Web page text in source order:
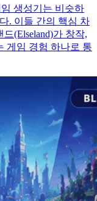
생성기는 비슷하
. 이들 간의 핵심 차
(Elseland)가 창작,
게임 경험 하나로 통